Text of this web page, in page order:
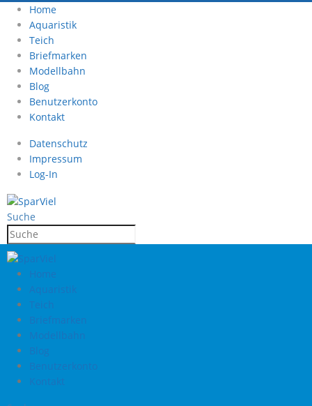
Home
Aquaristik
Teich
Briefmarken
Modellbahn
Blog
Benutzerkonto
Kontakt
Datenschutz
Impressum
Log-In
Suche
Home
Aquaristik
Teich
Briefmarken
Modellbahn
Blog
Benutzerkonto
Kontakt